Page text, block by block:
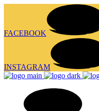
FACEBOOK
INSTAGRAM